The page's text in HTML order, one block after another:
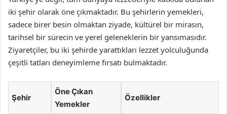
iki şehir olarak öne çıkmaktadır. Bu şehirlerin yemekleri,
sadece birer besin olmaktan ziyade, kültürel bir mirasın,
tarihsel bir sürecin ve yerel geleneklerin bir yansımasıdır.
Ziyaretçiler, bu iki şehirde yarattıkları lezzet yolculuğunda
çeşitli tatları deneyimleme fırsatı bulmaktadır.
Şehir
Öne Çıkan
Yemekler
Özellikler